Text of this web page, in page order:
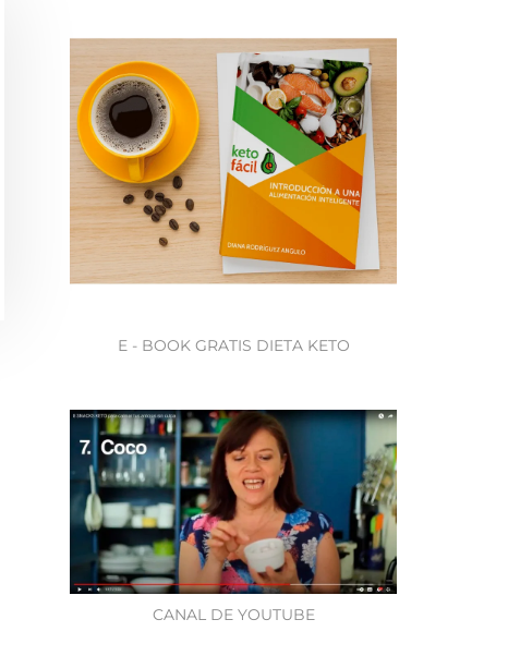
E - BOOK GRATIS DIETA KETO
CANAL DE YOUTUBE